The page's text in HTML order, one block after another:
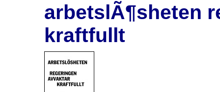
arbetslÃ¶sheten
kraftfullt